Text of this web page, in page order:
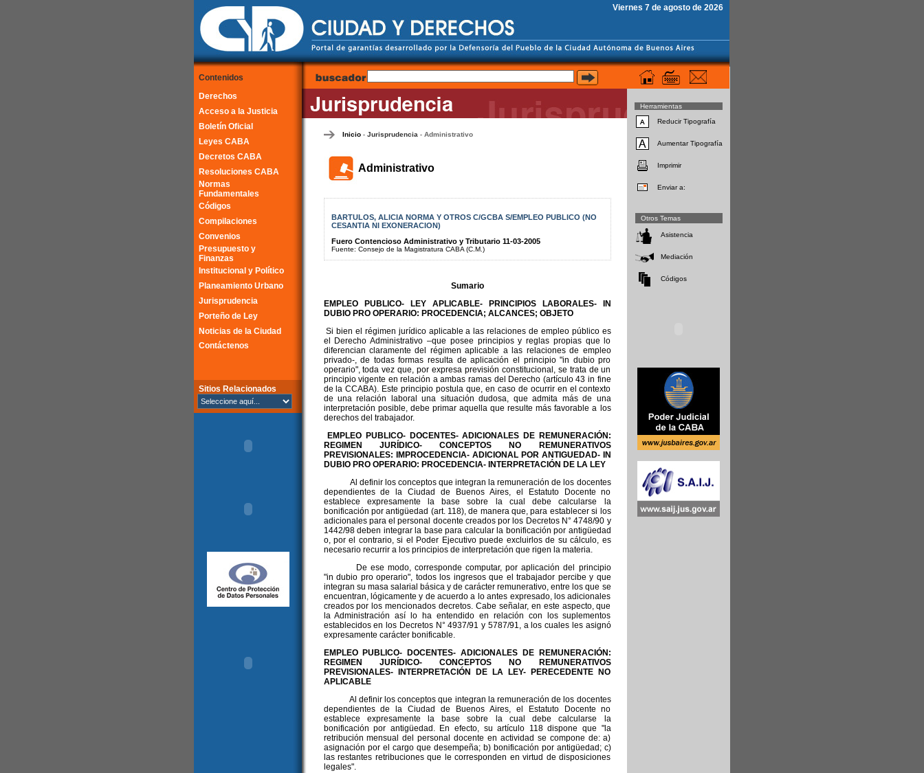
Viernes 7 de agosto de 2026
Contenidos
Derechos
Acceso a la Justicia
Boletín Oficial
Leyes CABA
Decretos CABA
Resoluciones CABA
Normas
Fundamentales
Códigos
Compilaciones
Convenios
Presupuesto y
Finanzas
Institucional y Político
Planeamiento Urbano
Jurisprudencia
Porteño de Ley
Noticias de la Ciudad
Contáctenos
Sitios Relacionados
Herramientas
Reducir Tipografía
Aumentar Tipografía
Imprimir
Enviar a:
Otros Temas
Asistencia
Mediación
Códigos
Inicio- Jurisprudencia- Administrativo
Administrativo
BARTULOS, ALICIA NORMA Y OTROS C/GCBA S/EMPLEO PUBLICO (NO
CESANTIA NI EXONERACION)
Fuero Contencioso Administrativo y Tributario 11-03-2005
Fuente: Consejo de la Magistratura CABA (C.M.)
Sumario
EMPLEO PUBLICO- LEY APLICABLE- PRINCIPIOS LABORALES- IN
DUBIO PRO OPERARIO: PROCEDENCIA; ALCANCES; OBJETO
Si bien el régimen jurídico aplicable a las relaciones de empleo público es
el Derecho Administrativo –que posee principios y reglas propias que lo
diferencian claramente del régimen aplicable a las relaciones de empleo
privado-, de todas formas resulta de aplicación el principio "in dubio pro
operario", toda vez que, por expresa previsión constitucional, se trata de un
principio vigente en relación a ambas ramas del Derecho (artículo 43 in fine
de la CCABA). Este principio postula que, en caso de ocurrir en el contexto
de una relación laboral una situación dudosa, que admita más de una
interpretación posible, debe primar aquella que resulte más favorable a los
derechos del trabajador.
EMPLEO PUBLICO- DOCENTES- ADICIONALES DE REMUNERACIÓN:
REGIMEN JURÍDICO- CONCEPTOS NO REMUNERATIVOS
PREVISIONALES: IMPROCEDENCIA- ADICIONAL POR ANTIGUEDAD- IN
DUBIO PRO OPERARIO: PROCEDENCIA- INTERPRETACIÓN DE LA LEY
Al definir los conceptos que integran la remuneración de los docentes
dependientes de la Ciudad de Buenos Aires, el Estatuto Docente no
establece expresamente la base sobre la cual debe calcularse la
bonificación por antigüedad (art. 118), de manera que, para establecer si los
adicionales para el personal docente creados por los Decretos N° 4748/90 y
1442/98 deben integrar la base para calcular la bonificación por antigüedad
o, por el contrario, si el Poder Ejecutivo puede excluirlos de su cálculo, es
necesario recurrir a los principios de interpretación que rigen la materia.
De ese modo, corresponde computar, por aplicación del principio
"in dubio pro operario", todos los ingresos que el trabajador percibe y que
integran su masa salarial básica y de carácter remunerativo, entre los que se
encuentran, lógicamente y de acuerdo a lo antes expresado, los adicionales
creados por los mencionados decretos. Cabe señalar, en este aspecto, que
la Administración así lo ha entendido en relación con los suplementos
establecidos en los Decretos N° 4937/91 y 5787/91, a los cuales les asignó
expresamente carácter bonificable.
EMPLEO PUBLICO- DOCENTES- ADICIONALES DE REMUNERACIÓN:
REGIMEN JURÍDICO- CONCEPTOS NO REMUNERATIVOS
PREVISIONALES- INTERPRETACIÓN DE LA LEY- PERECEDENTE NO
APLICABLE
Al definir los conceptos que integran la remuneración de los docentes
dependientes de la Ciudad de Buenos Aires, el Estatuto Docente no
establece expresamente la base sobre la cual debe calcularse la
bonificación por antigüedad. En efecto, su artículo 118 dispone que "la
retribución mensual del personal docente en actividad se compone de: a)
asignación por el cargo que desempeña; b) bonificación por antigüedad; c)
las restantes retribuciones que le corresponden en virtud de disposiciones
legales".